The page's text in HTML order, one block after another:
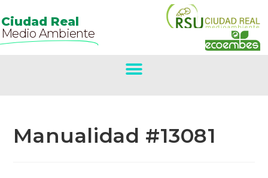
Ciudad Real
Medio Ambiente
Manualidad #13081